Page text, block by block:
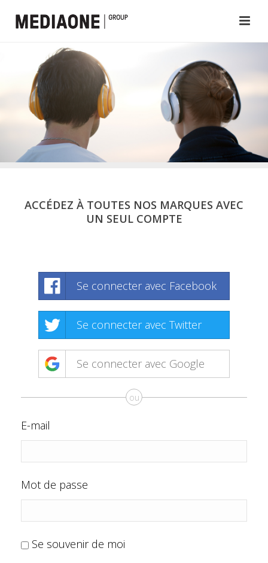
ACCÉDEZ À TOUTES NOS MARQUES AVEC
UN SEUL COMPTE
Se connecter avec Facebook
Se connecter avec Twitter
Se connecter avec Google
ou
E-mail
Mot de passe
Se souvenir de moi